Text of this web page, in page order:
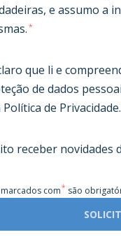
e assumo a
*
que li e
de dados
Política de
receber novidades
com* são